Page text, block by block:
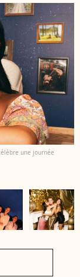
une journée